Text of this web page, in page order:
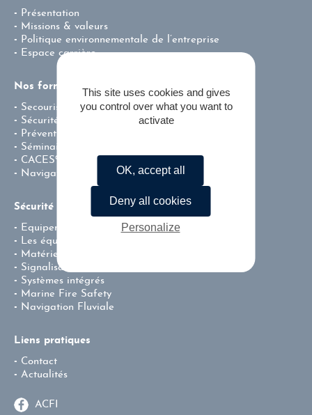
Présentation
Missions & valeurs
Politique environnementale de l’entreprise
Espace carrière
Nos formations
Secourisme
Sécurité incendie
Prévention – Centre de Test CACES®
Séminaire team building
CACES®
Navigation fluviale professionnelle
Sécurité & incendie
Equipement de protection individuel
Les équipements de lutte contre l’incendie
Matériel de secours
Signalisation
Systèmes intégrés
Marine Fire Safety
Navigation Fluviale
Liens pratiques
Contact
Actualités
ACFI
This site uses cookies and gives
you control over what you want to
activate
OK, accept all
Deny all cookies
Personalize